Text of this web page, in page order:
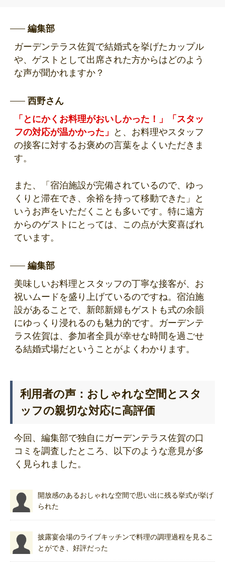
編集部
ガーデンテラス佐賀で結婚式を挙げたカップル
や、ゲストとして出席された方からはどのよう
な声が聞かれますか？
西野さん
「とにかくお料理がおいしかった！」「スタッ
フの対応が温かかった」
と、お料理やスタッフ
の接客に対するお褒めの言葉をよくいただきま
す。
また、「宿泊施設が完備されているので、ゆっ
くりと滞在でき、余裕を持って移動できた」と
いうお声をいただくことも多いです。特に遠方
からのゲストにとっては、この点が大変喜ばれ
ています。
編集部
美味しいお料理とスタッフの丁寧な接客が、お
祝いムードを盛り上げているのですね。宿泊施
設があることで、新郎新婦もゲストも式の余韻
にゆっくり浸れるのも魅力的です。ガーデンテ
ラス佐賀は、参加者全員が幸せな時間を過ごせ
る結婚式場だということがよくわかります。
利用者の声：おしゃれな空間とスタ
ッフの親切な対応に高評価
今回、編集部で独自にガーデンテラス佐賀の口
コミを調査したところ、以下のような意見が多
く見られました。
開放感のあるおしゃれな空間で思い出に残る挙式が挙げ
られた
披露宴会場のライブキッチンで料理の調理過程を見るこ
とができ、好評だった